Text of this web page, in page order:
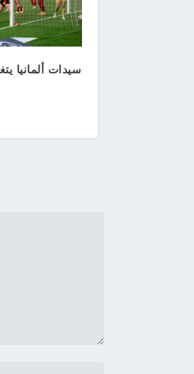
سيدات ألمانيا